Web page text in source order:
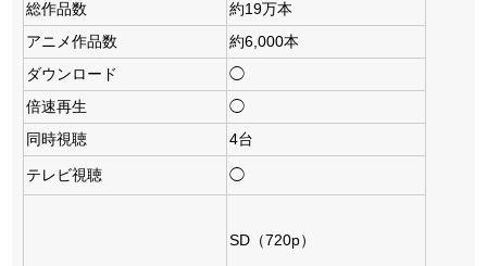
総作品数
約19万本
アニメ作品数
約6,000本
ダウンロード
◯
倍速再生
◯
同時視聴
4台
テレビ視聴 ◯
SD（720p）